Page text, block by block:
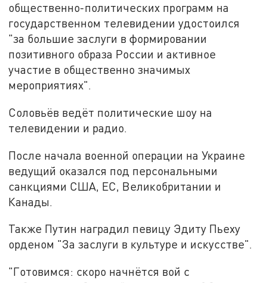
общественно-политических программ на
государственном телевидении удостоился
"за большие заслуги в формировании
позитивного образа России и активное
участие в общественно значимых
мероприятиях".
Соловьёв ведёт политические шоу на
телевидении и радио.
После начала военной операции на Украине
ведущий оказался под персональными
санкциями США, ЕС, Великобритании и
Канады.
Также Путин наградил певицу Эдиту Пьеху
орденом "За заслуги в культуре и искусстве".
"Готовимся: скоро начнётся вой с